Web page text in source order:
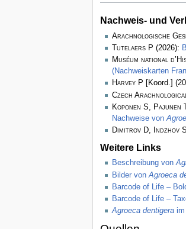
Nachweis- und
Arachnologische
Tutelaers P (2026):
Muséum national
(Nachweiskarten
Harvey P [Koord.]
Czech
Koponen S,
Nachweise von
Dimitrov D, Indzhov S
Weitere Links
Beschreibung von
Bilder von Agroeca
Barcode of Life –
Barcode of Life –
Agroeca dentigeraim